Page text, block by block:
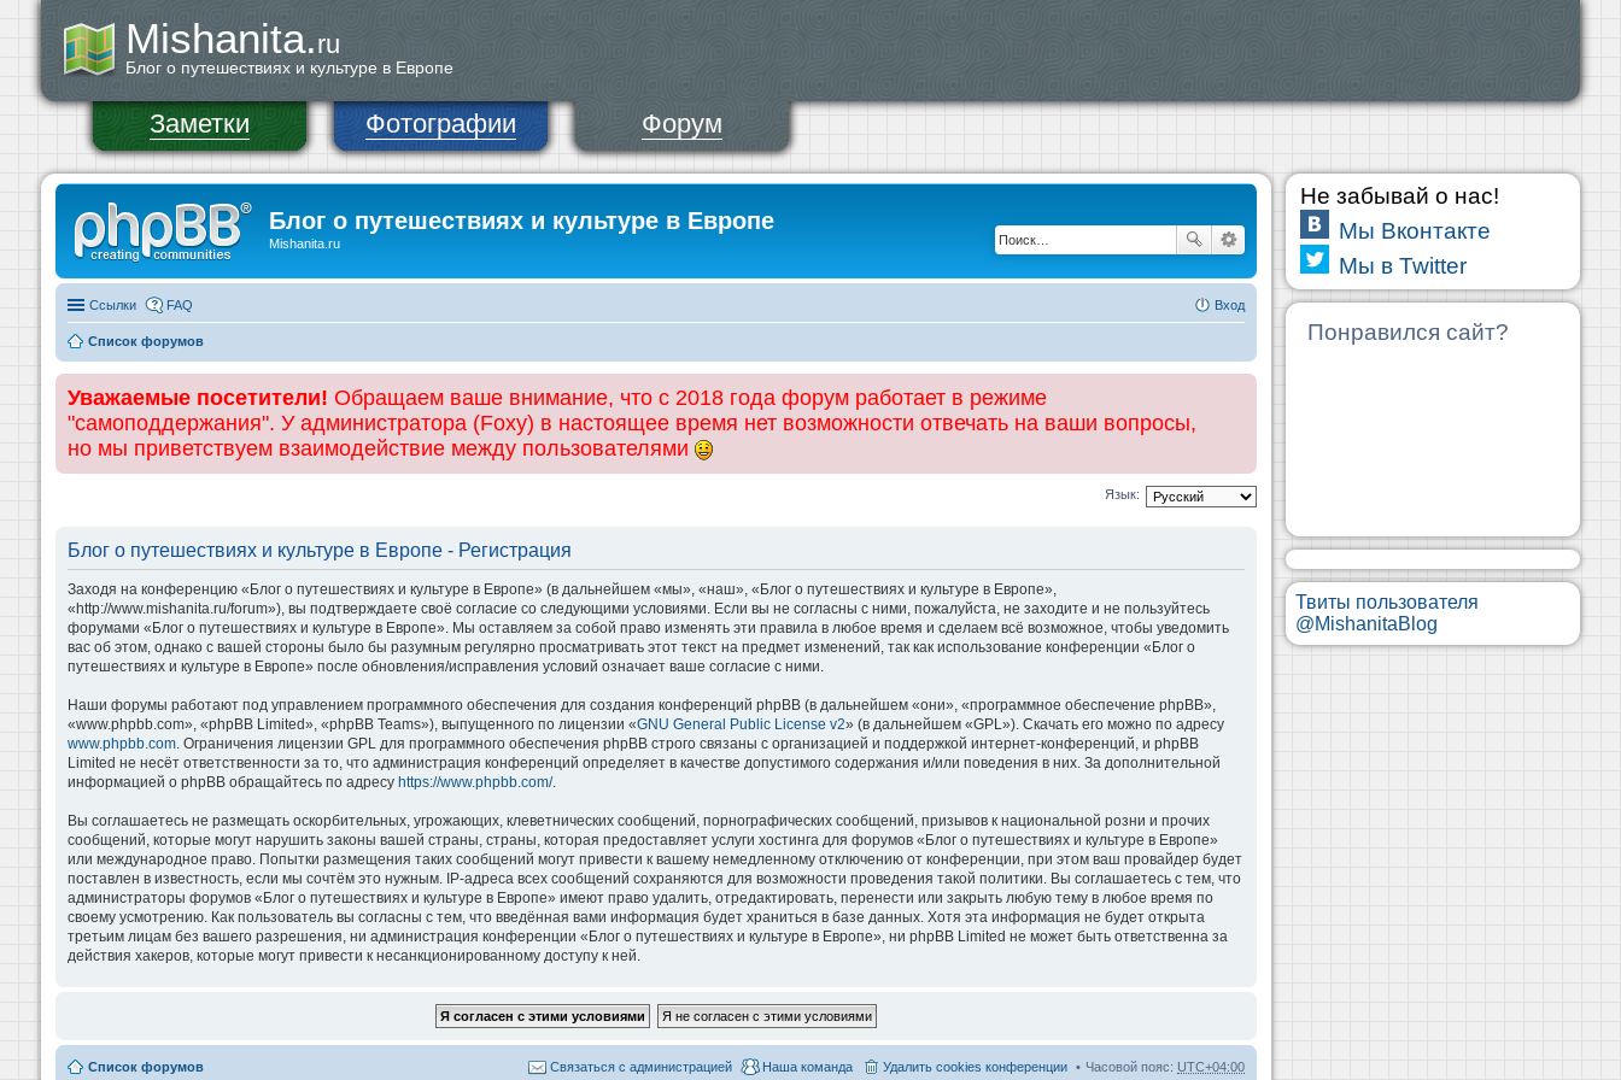
Mishanita.ru
Блог о путешествиях и культуре в Европе
Заметки Фотографии Форум
Блог о путешествиях и культуре в Европе
Mishanita.ru
Ссылки FAQ Вход
Список форумов
Уважаемые посетители! Обращаем ваше внимание, что с 2018 года форум работает в режиме
"самоподдержания". У администратора (Foxy) в настоящее время нет возможности отвечать на ваши вопросы,
но мы приветствуем взаимодействие между пользователями
Язык:
Блог о путешествиях и культуре в Европе - Регистрация
Заходя на конференцию «Блог о путешествиях и культуре в Европе» (в дальнейшем «мы», «наш», «Блог о путешествиях и культуре в Европе»,
«http://www.mishanita.ru/forum»), вы подтверждаете своё согласие со следующими условиями. Если вы не согласны с ними, пожалуйста, не заходите и не пользуйтесь
форумами «Блог о путешествиях и культуре в Европе». Мы оставляем за собой право изменять эти правила в любое время и сделаем всё возможное, чтобы уведомить
вас об этом, однако с вашей стороны было бы разумным регулярно просматривать этот текст на предмет изменений, так как использование конференции «Блог о
путешествиях и культуре в Европе» после обновления/исправления условий означает ваше согласие с ними.
Наши форумы работают под управлением программного обеспечения для создания конференций phpBB (в дальнейшем «они», «программное обеспечение phpBB»,
«www.phpbb.com», «phpBB Limited», «phpBB Teams»), выпущенного по лицензии «GNU General Public License v2» (в дальнейшем «GPL»). Скачать его можно по адресу
www.phpbb.com. Ограничения лицензии GPL для программного обеспечения phpBB строго связаны с организацией и поддержкой интернет-конференций, и phpBB
Limited не несёт ответственности за то, что администрация конференций определяет в качестве допустимого содержания и/или поведения в них. За дополнительной
информацией о phpBB обращайтесь по адресу https://www.phpbb.com/.
Вы соглашаетесь не размещать оскорбительных, угрожающих, клеветнических сообщений, порнографических сообщений, призывов к национальной розни и прочих
сообщений, которые могут нарушить законы вашей страны, страны, которая предоставляет услуги хостинга для форумов «Блог о путешествиях и культуре в Европе»
или международное право. Попытки размещения таких сообщений могут привести к вашему немедленному отключению от конференции, при этом ваш провайдер будет
поставлен в известность, если мы сочтём это нужным. IP-адреса всех сообщений сохраняются для возможности проведения такой политики. Вы соглашаетесь с тем, что
администраторы форумов «Блог о путешествиях и культуре в Европе» имеют право удалить, отредактировать, перенести или закрыть любую тему в любое время по
своему усмотрению. Как пользователь вы согласны с тем, что введённая вами информация будет храниться в базе данных. Хотя эта информация не будет открыта
третьим лицам без вашего разрешения, ни администрация конференции «Блог о путешествиях и культуре в Европе», ни phpBB Limited не может быть ответственна за
действия хакеров, которые могут привести к несанкционированному доступу к ней.
Список форумов Часовой пояс: UTC+04:00
Удалить cookies конференции
Наша команда
Связаться с администрацией
Не забывай о нас!
Мы Вконтакте
Мы в Twitter
Понравился сайт?
Твиты пользователя
@MishanitaBlog